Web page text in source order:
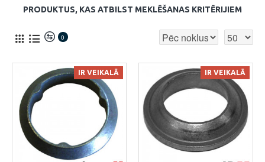
PRODUKTUS, KAS ATBILST MEKLĒŠANAS KRITĒRIJIEM
0
IR VEIKALĀ IR VEIKALĀ